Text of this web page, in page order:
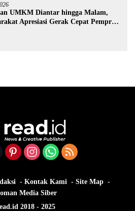
UMKM Diantar hingga Malam,
Apresiasi Gerak Cepat Pemprov
Kontak Kami
Site Map
Media Siber
2018 - 2025